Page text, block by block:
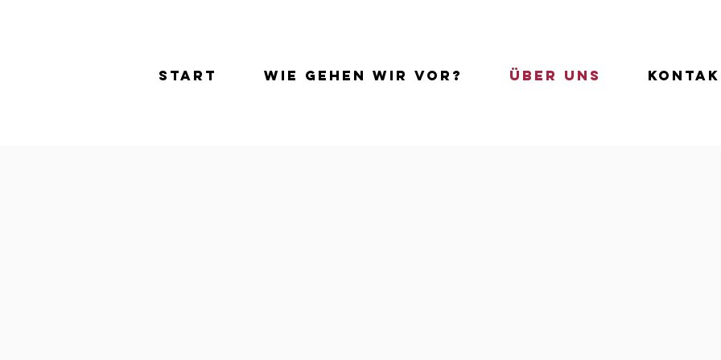
Start Wie gehen wir vor? Über uns